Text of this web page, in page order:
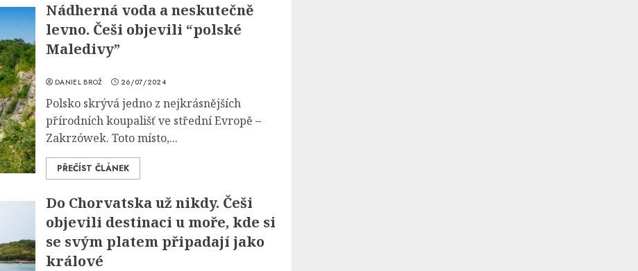
Nádherná voda a neskutečně
levno. Češi objevili “polské
Maledivy”
DANIEL BROŽ 26/07/2024
Polsko skrývá jedno z nejkrásnějších
přírodních koupališť ve střední Evropě –
Zakrzówek. Toto místo,...
PŘEČÍST ČLÁNEK
Do Chorvatska už nikdy. Češi
objevili destinaci u moře, kde si
se svým platem připadají jako
králové